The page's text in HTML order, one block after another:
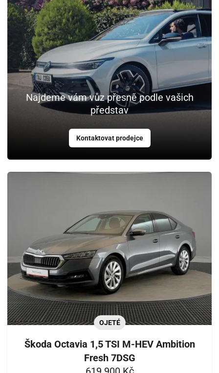
Najdeme vám vůz přesně podle vašich
představ
Kontaktovat prodejce
OJETÉ
Škoda Octavia 1,5 TSI M-HEV Ambition
Fresh 7DSG